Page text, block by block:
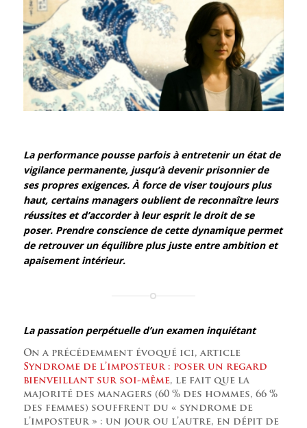
La performance pousse parfois à entretenir un état de
vigilance permanente, jusqu’à devenir prisonnier de
ses propres exigences. À force de viser toujours plus
haut, certains managers oublient de reconnaître leurs
réussites et d’accorder à leur esprit le droit de se
poser. Prendre conscience de cette dynamique permet
de retrouver un équilibre plus juste entre ambition et
apaisement intérieur.
La passation perpétuelle d’un examen inquiétant
On a précédemment évoqué ici, article
Syndrome de l’imposteur : poser un regard
bienveillant sur soi-même, le fait que la
majorité des managers (60 % des hommes, 66 %
des femmes) souffrent du « syndrome de
l’imposteur » : un jour ou l’autre, en dépit de